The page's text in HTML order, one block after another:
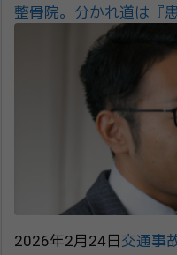
整骨院。分かれ道は『
2026年2月24日 交通事